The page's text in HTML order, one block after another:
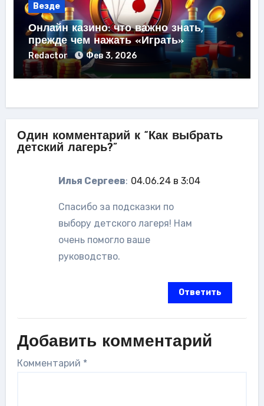
Везде
Онлайн казино: что важно знать,
прежде чем нажать «Играть»
Redactor Фев 3, 2026
Один комментарий к “Как выбрать
детский лагерь?”
Илья Сергеев: 04.06.24 в 3:04
Спасибо за подсказки по
выбору детского лагеря! Нам
очень помогло ваше
руководство.
Ответить
Добавить комментарий
Комментарий *